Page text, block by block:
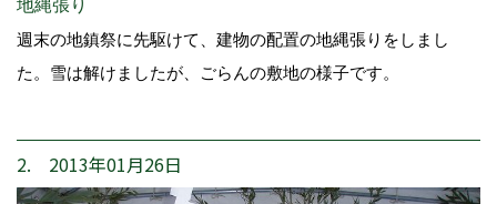
地縄張り
週末の地鎮祭に先駆けて、建物の配置の地縄張りをしまし
た。雪は解けましたが、ごらんの敷地の様子です。
2. 2013年01月26日